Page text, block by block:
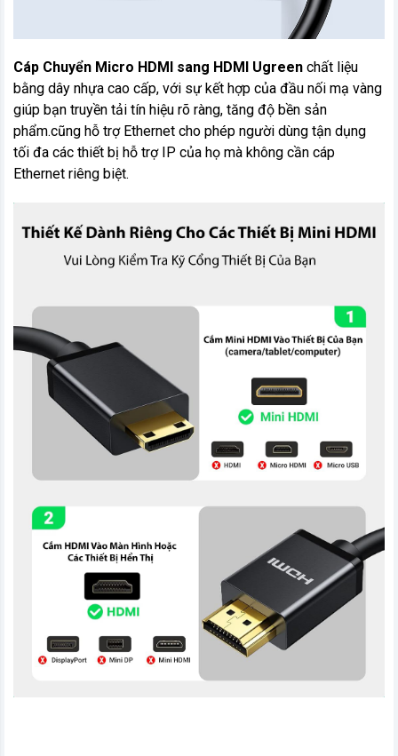
Cáp Chuyển Micro HDMI sang HDMI Ugreen chất liệu
bằng dây nhựa cao cấp, với sự kết hợp của đầu nối mạ vàng
giúp bạn truyền tải tín hiệu rõ ràng, tăng độ bền sản
phẩm.cũng hỗ trợ Ethernet cho phép người dùng tận dụng
tối đa các thiết bị hỗ trợ IP của họ mà không cần cáp
Ethernet riêng biệt.